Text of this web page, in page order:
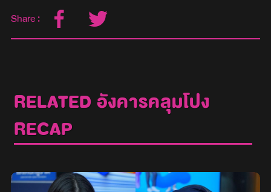
Share :
RELATED อังคารคลุมโปง
RECAP